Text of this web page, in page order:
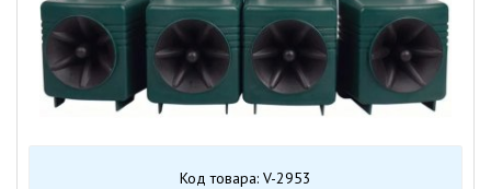
Код товара: V-2953